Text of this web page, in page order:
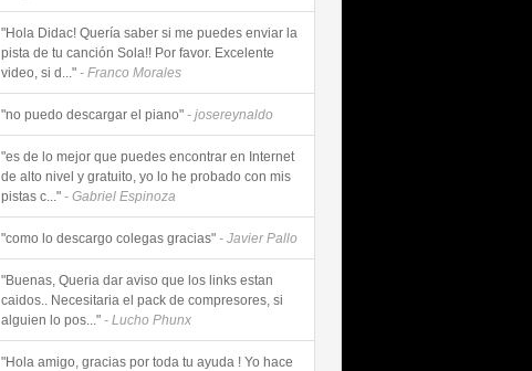
"Hola Didac! Quería saber si me puedes enviar la
pista de tu canción Sola!! Por favor. Excelente
video, si d..." - Franco Morales
"no puedo descargar el piano" - josereynaldo
"es de lo mejor que puedes encontrar en Internet
de alto nivel y gratuito, yo lo he probado con mis
pistas c..." - Gabriel Espinoza
"como lo descargo colegas gracias" - Javier Pallo
"Buenas, Queria dar aviso que los links estan
caidos.. Necesitaria el pack de compresores, si
alguien lo pos..." - Lucho Phunx
"Hola amigo, gracias por toda tu ayuda ! Yo hace